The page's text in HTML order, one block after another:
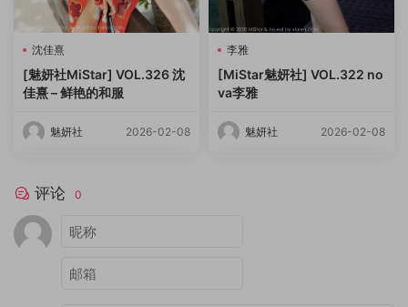
沈佳熹
[魅妍社MiStar] VOL.326 沈
佳熹 – 鲜艳的和服
魅妍社 2026-02-08
李雅
[MiStar魅妍社] VOL.322 no
va李雅
魅妍社 2026-02-08
评论 0